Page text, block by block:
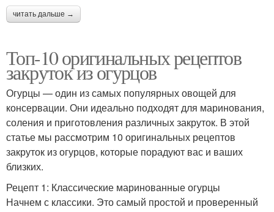
читать дальше →
Топ-10 оригинальных рецептов
закруток из огурцов
Огурцы — один из самых популярных овощей для
консервации. Они идеально подходят для маринования,
соления и приготовления различных закруток. В этой
статье мы рассмотрим 10 оригинальных рецептов
закруток из огурцов, которые порадуют вас и ваших
близких.
Рецепт 1: Классические маринованные огурцы
Начнем с классики. Это самый простой и проверенный